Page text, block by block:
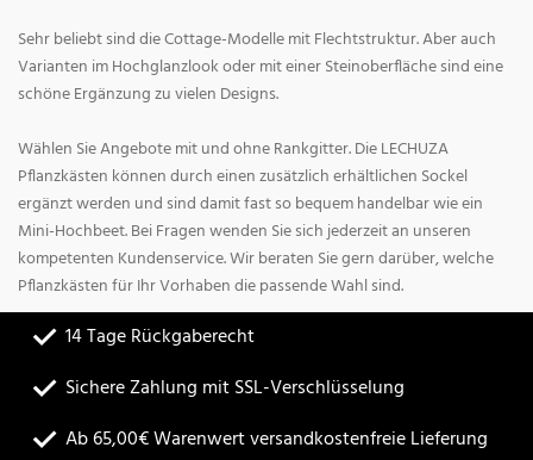
Sehr beliebt sind die Cottage-Modelle mit Flechtstruktur. Aber auch
Varianten im Hochglanzlook oder mit einer Steinoberfläche sind eine
schöne Ergänzung zu vielen Designs.
Wählen Sie Angebote mit und ohne Rankgitter. Die LECHUZA
Pflanzkästen können durch einen zusätzlich erhältlichen Sockel
ergänzt werden und sind damit fast so bequem handelbar wie ein
Mini-Hochbeet. Bei Fragen wenden Sie sich jederzeit an unseren
kompetenten Kundenservice. Wir beraten Sie gern darüber, welche
Pflanzkästen für Ihr Vorhaben die passende Wahl sind.
14 Tage Rückgaberecht
Sichere Zahlung mit SSL-Verschlüsselung
Ab 65,00€ Warenwert versandkostenfreie Lieferung